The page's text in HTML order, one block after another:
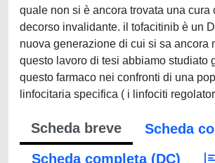
quale non si è ancora trovata una cura
decorso invalidante. il tofacitinib è un
nuova generazione di cui si sa ancora
questo lavoro di tesi abbiamo studiato
questo farmaco nei confronti di una
linfocitaria specifica ( i linfociti
Scheda breve
Scheda
Scheda completa (DC)